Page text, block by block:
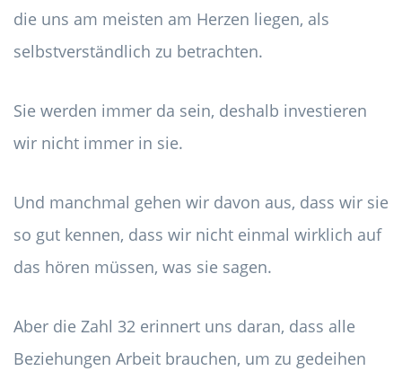
die uns am meisten am Herzen liegen, als
selbstverständlich zu betrachten.
Sie werden immer da sein, deshalb investieren
wir nicht immer in sie.
Und manchmal gehen wir davon aus, dass wir sie
so gut kennen, dass wir nicht einmal wirklich auf
das hören müssen, was sie sagen.
Aber die Zahl 32 erinnert uns daran, dass alle
Beziehungen Arbeit brauchen, um zu gedeihen